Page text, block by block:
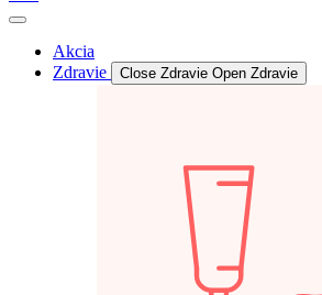
Akcia
Zdravie
Close Zdravie Open Zdravie